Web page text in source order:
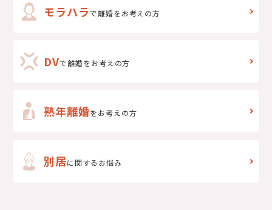
モラハラで離婚をお考えの方
DVで離婚をお考えの方
熟年離婚をお考えの方
別居に関するお悩み